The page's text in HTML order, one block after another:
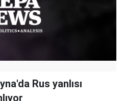
Rus yanlısı